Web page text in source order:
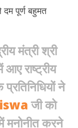
कर पेश किया
पूर्ण बहुमत
मंत्री श्री
राष्ट्रीय
ने
जी को
मनोनीत करने